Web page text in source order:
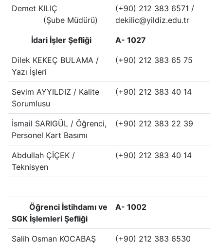
Demet KILIÇ
(Şube Müdürü)
(+90) 212 383 6571 /
dekilic@yildiz.edu.tr
İdari İşler Şefliği A- 1027
Dilek KEKEÇ BULAMA /
Yazı İşleri
(+90) 212 383 65 75
Sevim AYYILDIZ / Kalite
Sorumlusu
(+90) 212 383 40 14
İsmail SARIGÜL / Öğrenci,
Personel Kart Basımı
(+90) 212 383 22 39
Abdullah ÇİÇEK /
Teknisyen
(+90) 212 383 40 14
Öğrenci İstihdamı ve
SGK İşlemleri Şefliği
A- 1002
Salih Osman KOCABAŞ
(+90) 212 383 6530